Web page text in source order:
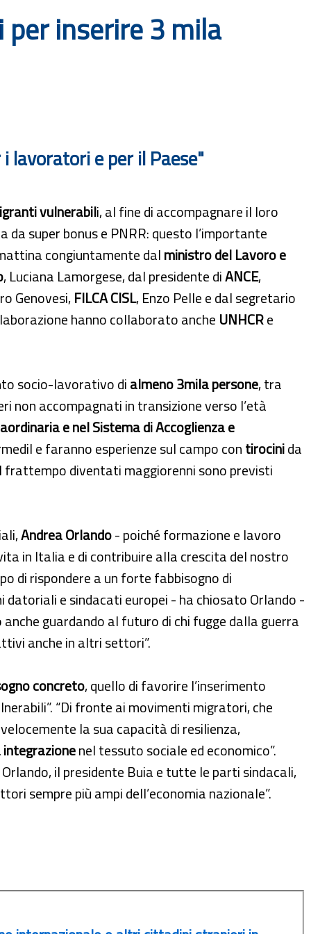
per inserire 3 mila
lavoratori e per il Paese"
vulnerabili, al fine di accompagnare il loro
super bonus e PNRR: questo l’importante
congiuntamente dalministro del Lavoro e
, Luciana Lamorgese, dal presidente diANCE,
Genovesi,FILCA CISL, Enzo Pelle e dal segretario
hanno collaborato anche UNHCRe
socio-lavorativo dialmeno 3mila persone, tra
non accompagnati in transizione verso l’età
e nel Sistema di Accoglienza e
e faranno esperienze sul campo contirocinida
frattempo diventati maggiorenni sono previsti
Andrea Orlando- poiché formazione e lavoro
in Italia e di contribuire alla crescita del nostro
di rispondere a un forte fabbisogno di
e sindacati europei - ha chiosato Orlando -
guardando al futuro di chi fugge dalla guerra
anche in altri settori”.
concreto, quello di favorire l’inserimento
“Di fronte ai movimenti migratori, che
la sua capacità di resilienza,
nel tessuto sociale ed economico”.
il presidente Buia e tutte le parti sindacali,
sempre più ampi dell’economia nazionale”.